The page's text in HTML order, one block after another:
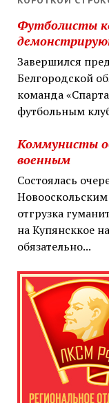
Футболисты
Завершился
Белгородской
команда
футбольным
Коммунисты
военным
Состоялась
отгрузка
на Купянсккое
обязательно...